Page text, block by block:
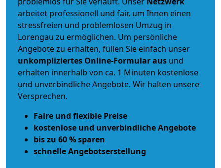
arbeitet professionell und fair, um Ihnen einen
stressfreien und problemlosen Umzug in
Lorengau zu ermöglichen. Um persönliche
Angebote zu erhalten, füllen Sie einfach unser
unkompliziertes Online-Formular aus und
erhalten innerhalb von ca. 1 Minuten kostenlose
und unverbindliche Angebote. Wir halten unsere
Versprechen.
Faire und flexible Preise
kostenlose und unverbindliche Angebote
bis zu 60 % sparen
schnelle Angebotserstellung